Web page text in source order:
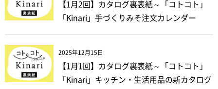
【1月2回】カタログ裏表紙～「コトコト」
「Kinari」手づくりみそ注文カレンダー
2025年12月15日
【1月1回】カタログ裏表紙～「コトコト」
「Kinari」キッチン・生活用品の新カタログ